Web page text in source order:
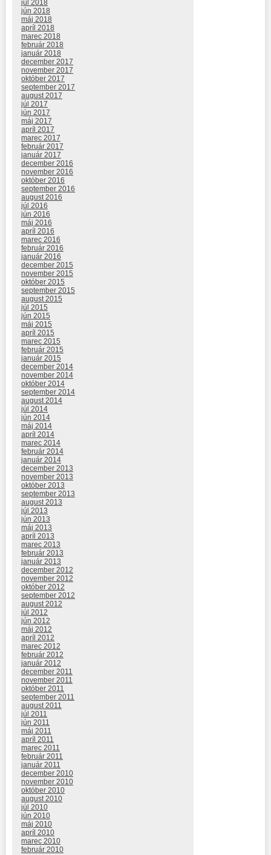
júl 2018
jún 2018
máj 2018
apríl 2018
marec 2018
február 2018
január 2018
december 2017
november 2017
október 2017
september 2017
august 2017
júl 2017
jún 2017
máj 2017
apríl 2017
marec 2017
február 2017
január 2017
december 2016
november 2016
október 2016
september 2016
august 2016
júl 2016
jún 2016
máj 2016
apríl 2016
marec 2016
február 2016
január 2016
december 2015
november 2015
október 2015
september 2015
august 2015
júl 2015
jún 2015
máj 2015
apríl 2015
marec 2015
február 2015
január 2015
december 2014
november 2014
október 2014
september 2014
august 2014
júl 2014
jún 2014
máj 2014
apríl 2014
marec 2014
február 2014
január 2014
december 2013
november 2013
október 2013
september 2013
august 2013
júl 2013
jún 2013
máj 2013
apríl 2013
marec 2013
február 2013
január 2013
december 2012
november 2012
október 2012
september 2012
august 2012
júl 2012
jún 2012
máj 2012
apríl 2012
marec 2012
február 2012
január 2012
december 2011
november 2011
október 2011
september 2011
august 2011
júl 2011
jún 2011
máj 2011
apríl 2011
marec 2011
február 2011
január 2011
december 2010
november 2010
október 2010
august 2010
júl 2010
jún 2010
máj 2010
apríl 2010
marec 2010
február 2010